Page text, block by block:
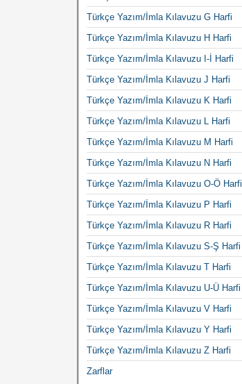
Türkçe Yazım/İmla Kılavuzu G Harfi
Türkçe Yazım/İmla Kılavuzu H Harfi
Türkçe Yazım/İmla Kılavuzu I-İ Harfi
Türkçe Yazım/İmla Kılavuzu J Harfi
Türkçe Yazım/İmla Kılavuzu K Harfi
Türkçe Yazım/İmla Kılavuzu L Harfi
Türkçe Yazım/İmla Kılavuzu M Harfi
Türkçe Yazım/İmla Kılavuzu N Harfi
Türkçe Yazım/İmla Kılavuzu O-Ö Harfi
Türkçe Yazım/İmla Kılavuzu P Harfi
Türkçe Yazım/İmla Kılavuzu R Harfi
Türkçe Yazım/İmla Kılavuzu S-Ş Harfi
Türkçe Yazım/İmla Kılavuzu T Harfi
Türkçe Yazım/İmla Kılavuzu U-Ü Harfi
Türkçe Yazım/İmla Kılavuzu V Harfi
Türkçe Yazım/İmla Kılavuzu Y Harfi
Türkçe Yazım/İmla Kılavuzu Z Harfi
Zarflar